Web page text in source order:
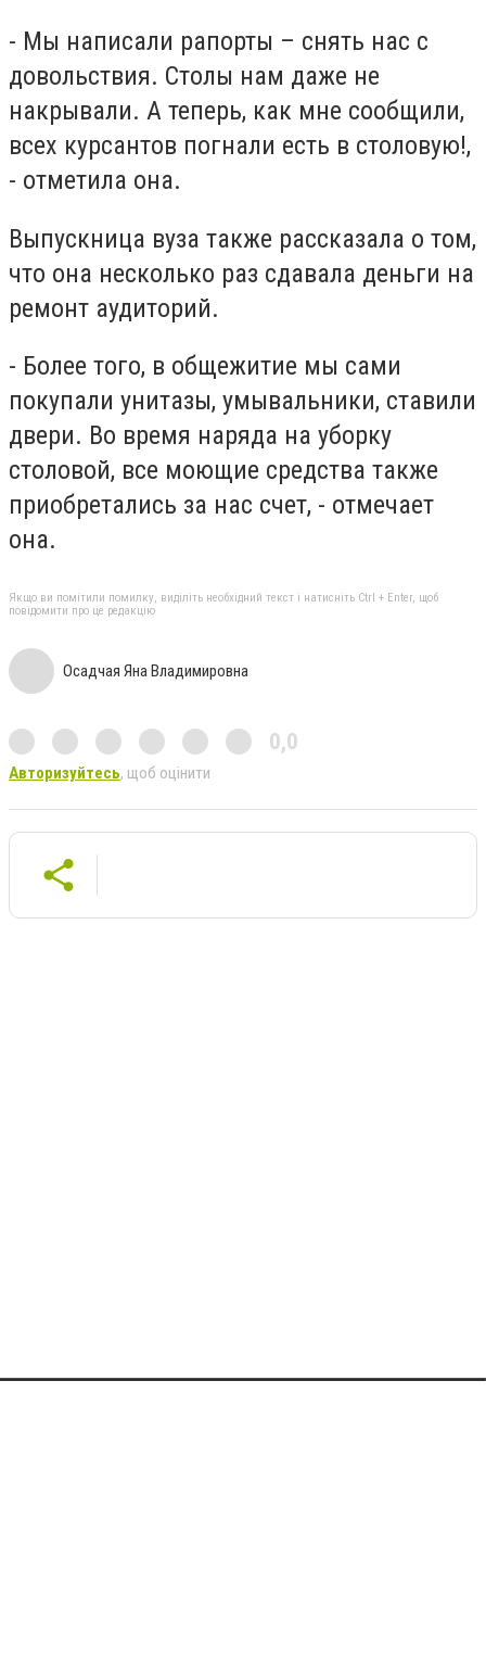
- Мы написали рапорты – снять нас с
довольствия. Столы нам даже не
накрывали. А теперь, как мне сообщили,
всех курсантов погнали есть в столовую!,
- отметила она.
Выпускница вуза также рассказала о том,
что она несколько раз сдавала деньги на
ремонт аудиторий.
- Более того, в общежитие мы сами
покупали унитазы, умывальники, ставили
двери. Во время наряда на уборку
столовой, все моющие средства также
приобретались за нас счет, - отмечает
она.
Якщо ви помітили помилку, виділіть необхідний текст і натисніть Ctrl + Enter, щоб
повідомити про це редакцію
Осадчая Яна Владимировна
0,0
Авторизуйтесь, щоб оцінити